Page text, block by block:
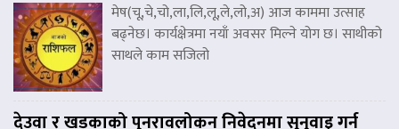
मेष(चू,चे,चो,ला,लि,लू,ले,लो,अ) आज काममा उत्साह
बढ्नेछ। कार्यक्षेत्रमा नयाँ अवसर मिल्ने योग छ। साथीको
साथले काम सजिलो